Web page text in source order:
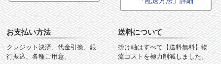
お支払い方法
クレジット決済、代金引換、銀
行振込、各種ご用意。
送料について
掛け軸はすべて【送料無料】物
流コストを極力削減しました。